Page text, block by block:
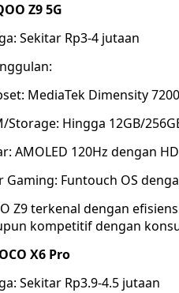
Z9 5G
Sekitar Rp3-4 jutaan
MediaTek Dimensity 7200
Storage: Hingga 12GB/
AMOLED 120Hz dengan
Gaming: Funtouch OS
Z9 terkenal dengan
kompetitif dengan
X6 Pro
Sekitar Rp3.9-4.5 jutaan